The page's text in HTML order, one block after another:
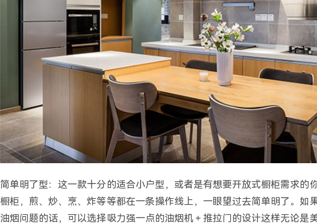
简单明了型：这一款十分的适合小户型，或者是有想要开放式橱柜需求的
橱柜，煎、炒、烹、炸等等都在一条操作线上，一眼望过去简单明了。如
油烟问题的话，可以选择吸力强一点的油烟机＋推拉门的设计这样无论是